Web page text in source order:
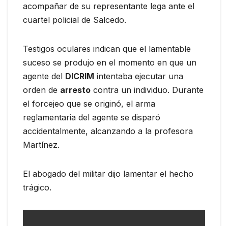
acompañar de su representante lega ante el
cuartel policial de Salcedo.
Testigos oculares indican que el lamentable
suceso se produjo en el momento en que un
agente del DICRIM intentaba ejecutar una
orden de arresto contra un individuo. Durante
el forcejeo que se originó, el arma
reglamentaria del agente se disparó
accidentalmente, alcanzando a la profesora
Martínez.
El abogado del militar dijo lamentar el hecho
trágico.